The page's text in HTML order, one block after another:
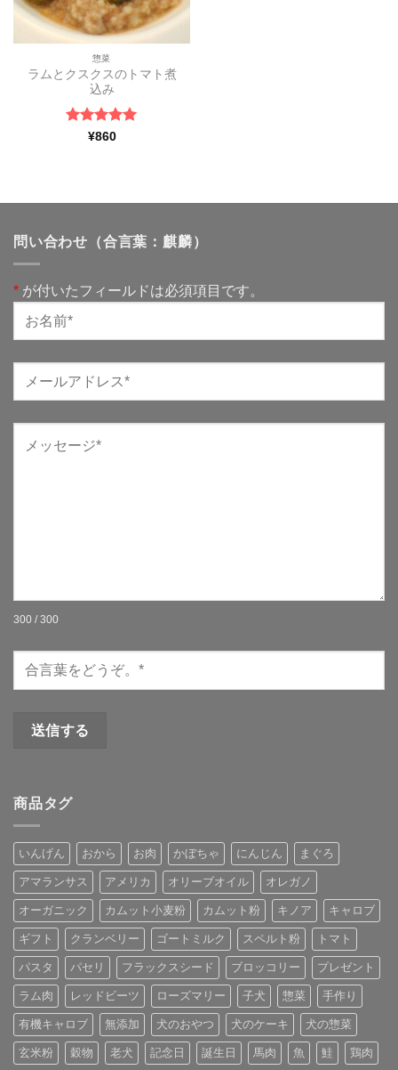
惣菜
ラムとクスクスのトマト煮
込み
5段階中5
¥860
問い合わせ（合言葉：麒麟）
* が付いたフィールドは必須項目です。
300 / 300
商品タグ
いんげん おから お肉 かぼちゃ にんじん まぐろ
アマランサス アメリカ オリーブオイル オレガノ
オーガニック カムット小麦粉 カムット粉 キノア キャロブ
ギフト クランベリー ゴートミルク スペルト粉 トマト
パスタ パセリ フラックスシード ブロッコリー プレゼント
ラム肉 レッドビーツ ローズマリー 子犬 惣菜 手作り
有機キャロブ 無添加 犬のおやつ 犬のケーキ 犬の惣菜
玄米粉 穀物 老犬 記念日 誕生日 馬肉 魚 鮭 鶏肉